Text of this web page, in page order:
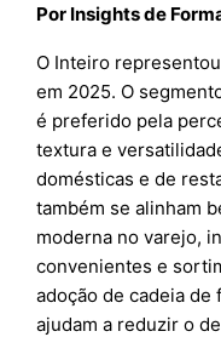
Por Insights de
O Inteiro
em 2025. O
é preferido pela
textura e
domésticas e de
também se alinham
moderna no varejo,
convenientes e
adoção de cadeia de
ajudam a reduzir o